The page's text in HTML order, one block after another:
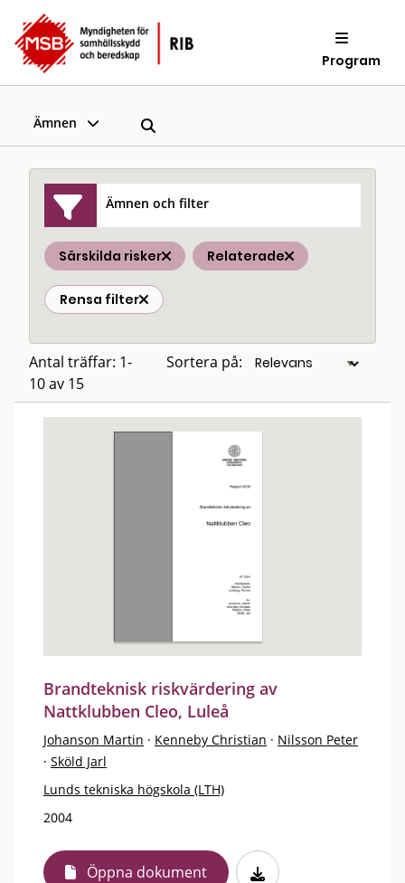
Program
Ämnen
Ämnen och filter
Särskilda risker Relaterade
Rensa filter
Antal träffar: 1-
10 av 15
Sortera på:
Brandteknisk riskvärdering av
Nattklubben Cleo, Luleå
Johanson Martin · Kenneby Christian · Nilsson Peter
· Sköld Jarl
Lunds tekniska högskola (LTH)
2004
Öppna dokument